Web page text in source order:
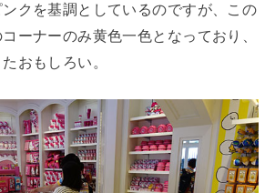
クを基調としているのですが、この
ーナーのみ黄色一色となっており、
おもしろい。